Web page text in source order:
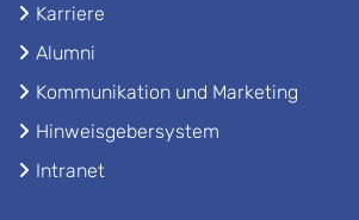
Karriere
Alumni
Kommunikation und Marketing
Hinweisgebersystem
Intranet